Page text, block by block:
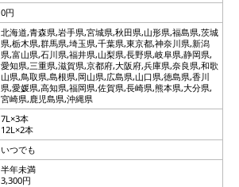
0円
北海道,青森県,岩手県,宮城県,秋田県,山形県,福島県,茨城
県,栃木県,群馬県,埼玉県,千葉県,東京都,神奈川県,新潟
県,富山県,石川県,福井県,山梨県,長野県,岐阜県,静岡県,
愛知県,三重県,滋賀県,京都府,大阪府,兵庫県,奈良県,和歌
山県,鳥取県,島根県,岡山県,広島県,山口県,徳島県,香川
県,愛媛県,高知県,福岡県,佐賀県,長崎県,熊本県,大分県,
宮崎県,鹿児島県,沖縄県
7L×3本
12L×2本
いつでも
半年未満
3,300円